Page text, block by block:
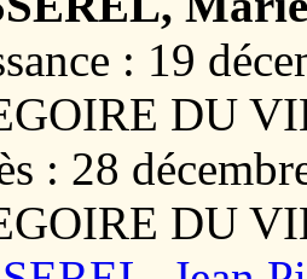
: 19
DU
: 28
DU